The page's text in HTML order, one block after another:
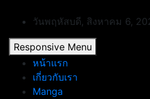
content
วันพฤหัสบดี, สิงหาคม 6,
Responsive Menu
หน้าแรก
เกี่ยวกับเรา
Manga